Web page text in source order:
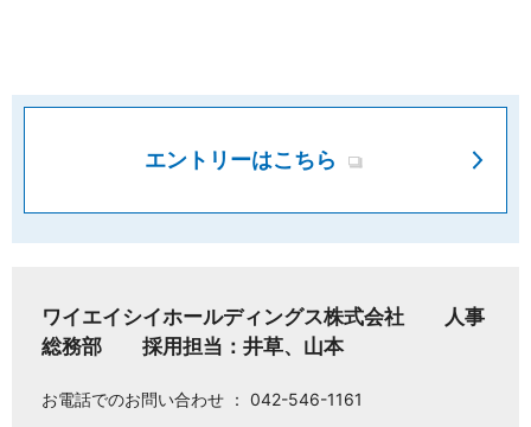
エントリーはこちら
ワイエイシイホールディングス株式会社 人事
総務部 採用担当：井草、山本
お電話でのお問い合わせ ： 042-546-1161